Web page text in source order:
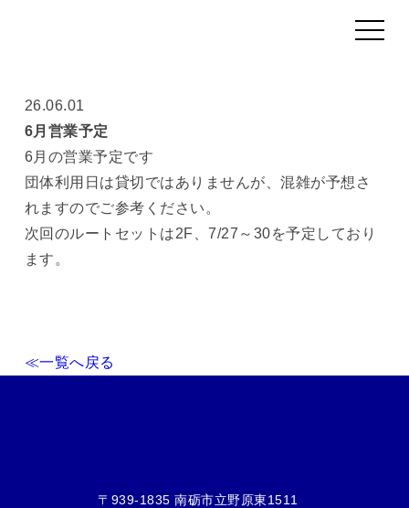
toggle
26.06.01
6月営業予定
6月の営業予定です
団体利用日は貸切ではありませんが、混雑が予想さ
れますのでご参考ください。
次回のルートセットは2F、7/27～30を予定しており
ます。
≪一覧へ戻る
〒939-1835 南砺市立野原東1511